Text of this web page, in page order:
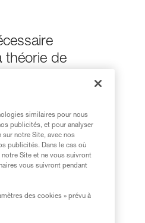
théorie de
similaires pour nous
publicités, et pour analyser
notre Site, avec nos
publicités. Dans le cas où
Site et ne vous suivront
vous suivront pendant
des cookies » prévu à